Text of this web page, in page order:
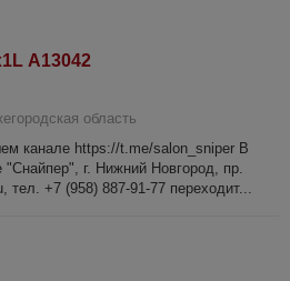
А13042
область
канале https://t.me/salon_sniper В
г. Нижний Новгород, пр.
тел. +7 (958) 887-91-77 переходит...